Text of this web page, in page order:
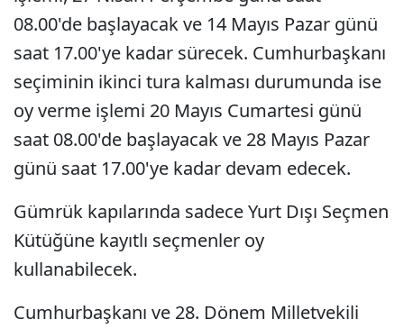
08.00'de başlayacak ve 14 Mayıs Pazar günü
saat 17.00'ye kadar sürecek. Cumhurbaşkanı
seçiminin ikinci tura kalması durumunda ise
oy verme işlemi 20 Mayıs Cumartesi günü
saat 08.00'de başlayacak ve 28 Mayıs Pazar
günü saat 17.00'ye kadar devam edecek.
Gümrük kapılarında sadece Yurt Dışı Seçmen
Kütüğüne kayıtlı seçmenler oy
kullanabilecek.
Cumhurbaşkanı ve 28. Dönem Milletvekili